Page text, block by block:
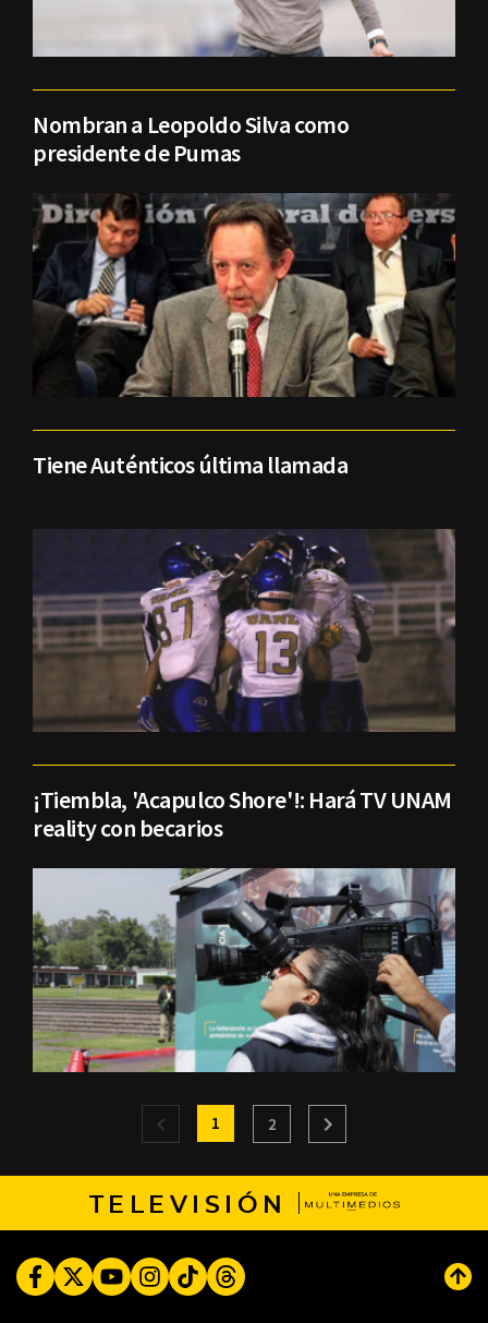
Nombran a Leopoldo Silva como
presidente de Pumas
Tiene Auténticos última llamada
¡Tiembla, 'Acapulco Shore'!: Hará TV UNAM
reality con becarios
1 2
TELEVISIÓN
FacebookTwitterYoutubeInstagram
TikTokThreads